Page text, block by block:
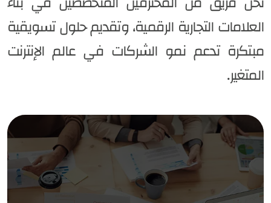
العلامات التجارية الرقمية، وتقديم حلول تسويقية
مبتكرة تدعم نمو الشركات في عالم الإنترنت
المتغير.